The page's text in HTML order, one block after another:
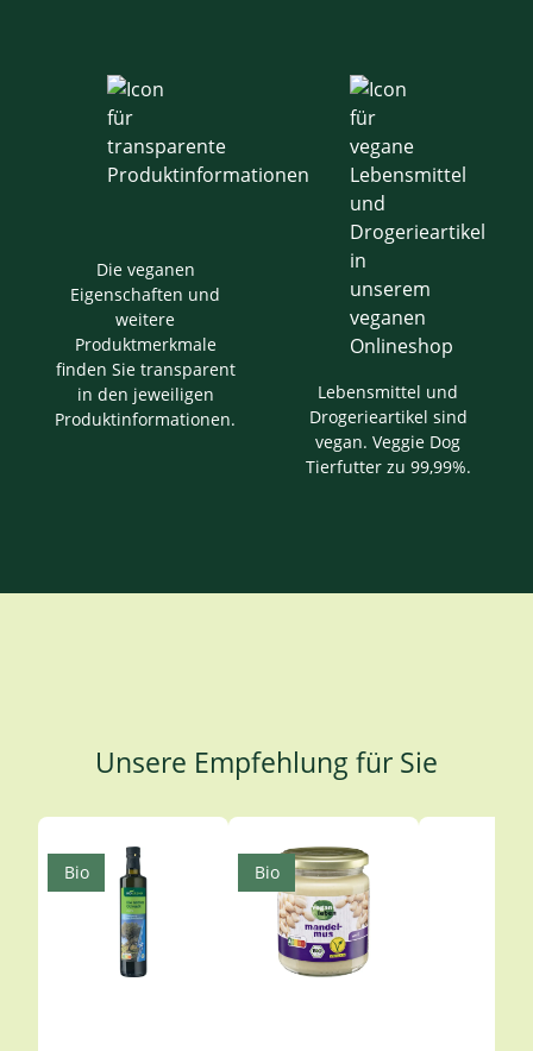
Die veganen
Eigenschaften und
weitere
Produktmerkmale
finden Sie transparent
in den jeweiligen
Produktinformationen.
Lebensmittel und
Drogerieartikel sind
vegan. Veggie Dog
Tierfutter zu 99,99%.
Unsere Empfehlung für Sie
Produktgalerie überspringen
Bio Bio